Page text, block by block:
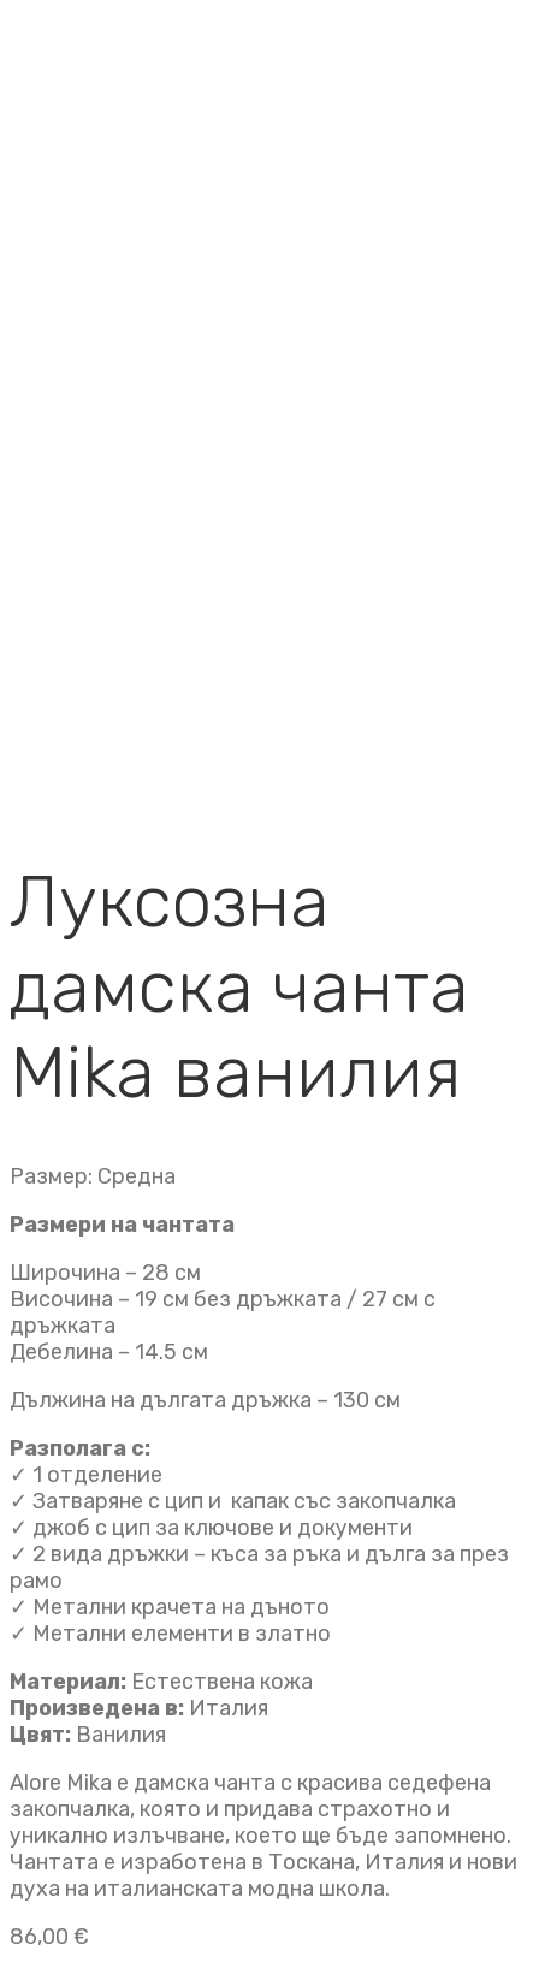
Луксозна
дамска чанта
Mika ванилия
Размер: Средна
Размери на чантата
Широчина – 28 см
Височина – 19 см без дръжката / 27 см с
дръжката
Дебелина – 14.5 см
Дължина на дългата дръжка – 130 см
Разполага с:
✓ 1 отделениe
✓ Затваряне с цип и капак със закопчалка
✓ джоб с цип за ключове и документи
✓ 2 вида дръжки – къса за ръка и дълга за през
рамо
✓ Метални крачета на дъното
✓ Метални елементи в златно
Материал: Естествена кожа
Произведена в: Италия
Цвят: Ванилия
Alore Mika е дамска чанта с красива седефена
закопчалка, която и придава страхотно и
уникално излъчване, което ще бъде запомнено.
Чантата е изработена в Тоскана, Италия и нови
духа на италианската модна школа.
86,00 €